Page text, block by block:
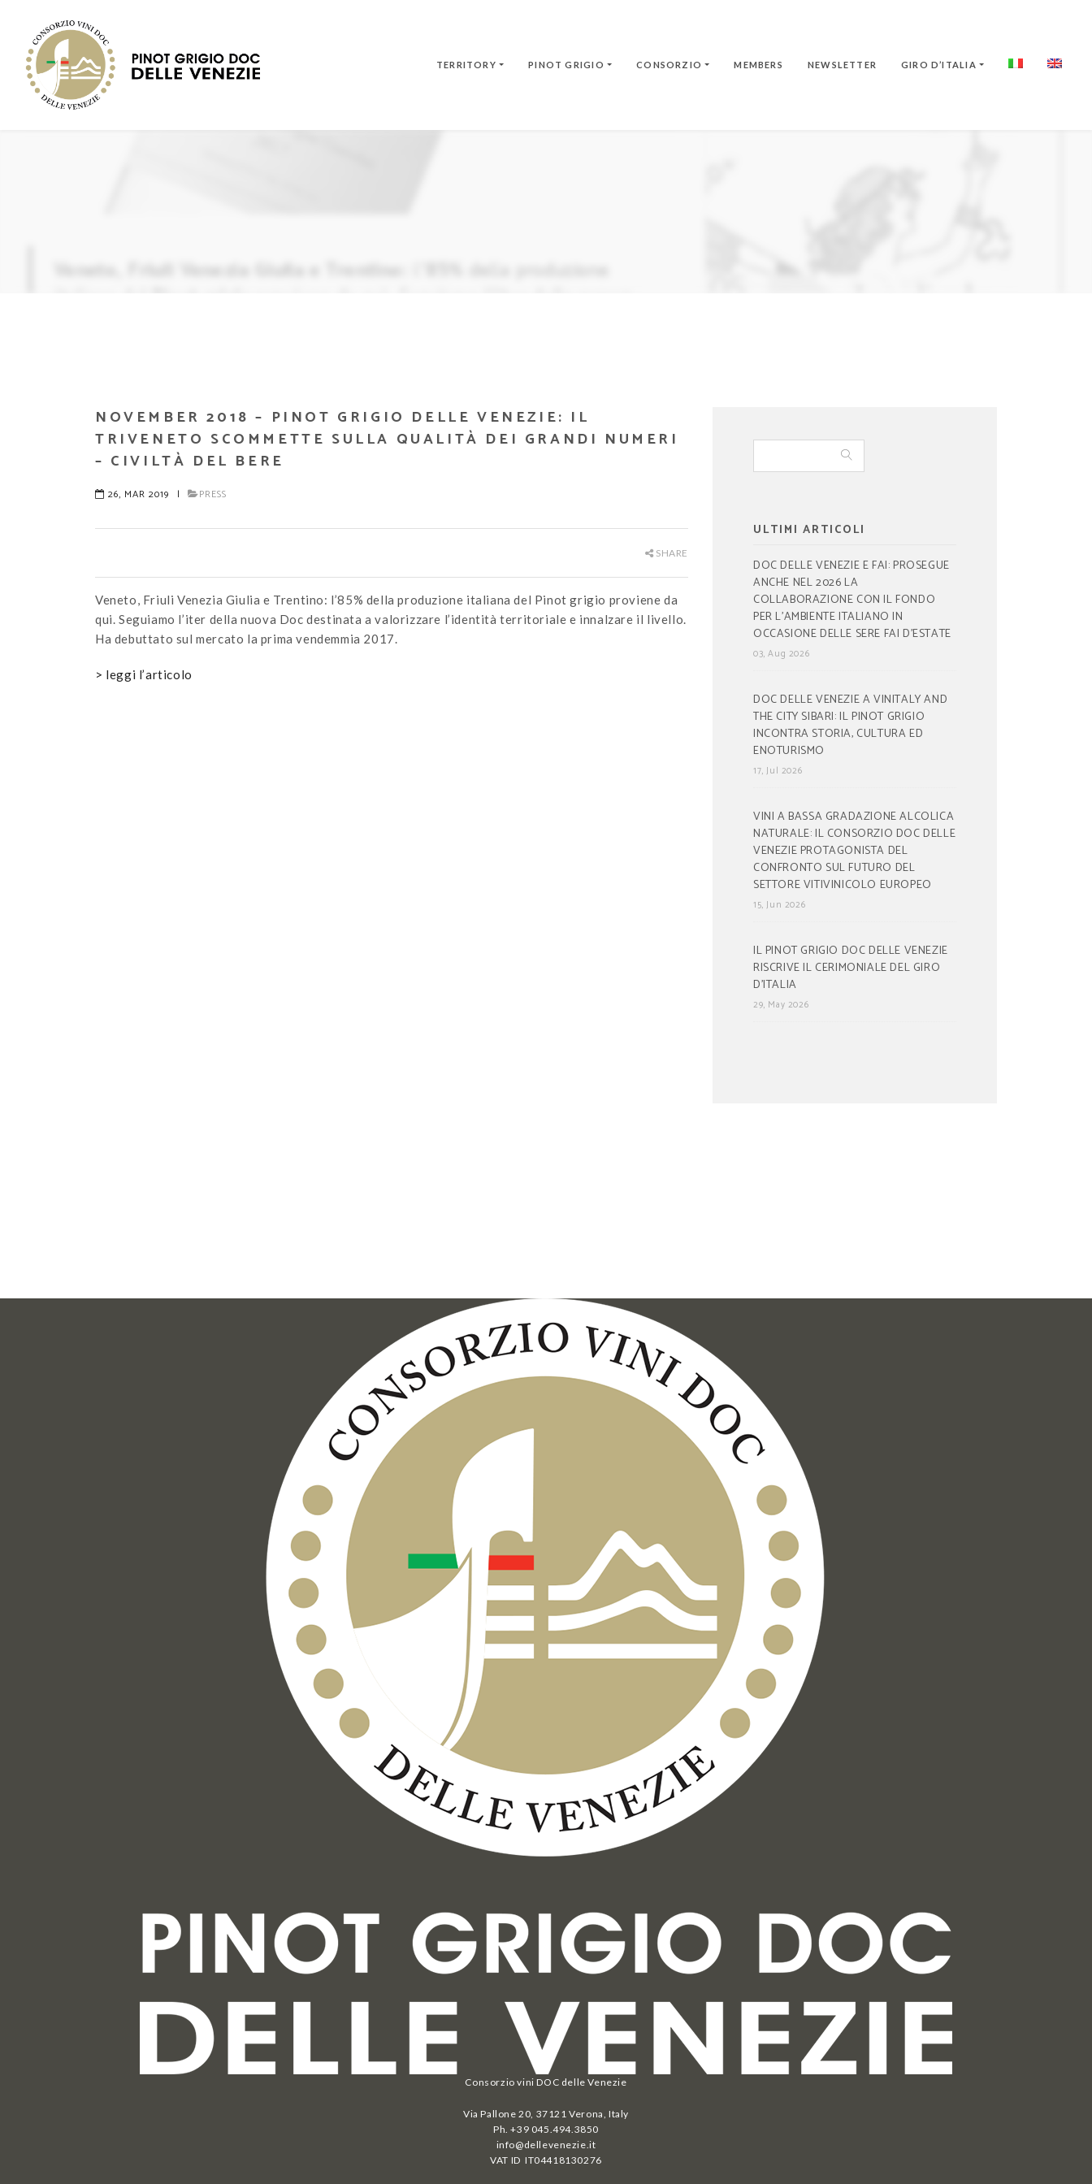
TERRITORY PINOT GRIGIO CONSORZIO MEMBERS NEWSLETTER GIRO D’ITALIA
NOVEMBER 2018 – PINOT GRIGIO DELLE VENEZIE: IL
TRIVENETO SCOMMETTE SULLA QUALITÀ DEI GRANDI NUMERI
– CIVILTÀ DEL BERE
26, MAR 2019 | PRESS
SHARE
Veneto, Friuli Venezia Giulia e Trentino: l’85% della produzione italiana del Pinot grigio proviene da
qui. Seguiamo l’iter della nuova Doc destinata a valorizzare l’identità territoriale e innalzare il livello.
Ha debuttato sul mercato la prima vendemmia 2017.
> leggi l’articolo
ULTIMI ARTICOLI
DOC DELLE VENEZIE E FAI: PROSEGUE
ANCHE NEL 2026 LA
COLLABORAZIONE CON IL FONDO
PER L’AMBIENTE ITALIANO IN
OCCASIONE DELLE SERE FAI D’ESTATE
03, Aug 2026
DOC DELLE VENEZIE A VINITALY AND
THE CITY SIBARI: IL PINOT GRIGIO
INCONTRA STORIA, CULTURA ED
ENOTURISMO
17, Jul 2026
VINI A BASSA GRADAZIONE ALCOLICA
NATURALE: IL CONSORZIO DOC DELLE
VENEZIE PROTAGONISTA DEL
CONFRONTO SUL FUTURO DEL
SETTORE VITIVINICOLO EUROPEO
15, Jun 2026
IL PINOT GRIGIO DOC DELLE VENEZIE
RISCRIVE IL CERIMONIALE DEL GIRO
D’ITALIA
29, May 2026
Consorzio vini DOC delle Venezie
Via Pallone 20, 37121 Verona, Italy
Ph. +39 045.494.3850
info@dellevenezie.it
VAT ID IT04418130276